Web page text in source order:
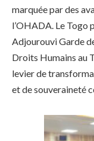
marquée par des
l’OHADA. Le Togo
Adjourouvi Garde
Droits Humains au
levier de
et de souveraineté